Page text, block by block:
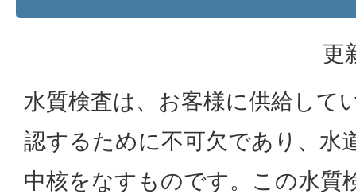
更
水質検査は、お客様に供給して
認するために不可欠であり、水
中核をなすものです。この水質